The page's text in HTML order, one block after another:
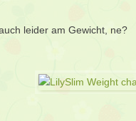
leider am Gewicht, ne?